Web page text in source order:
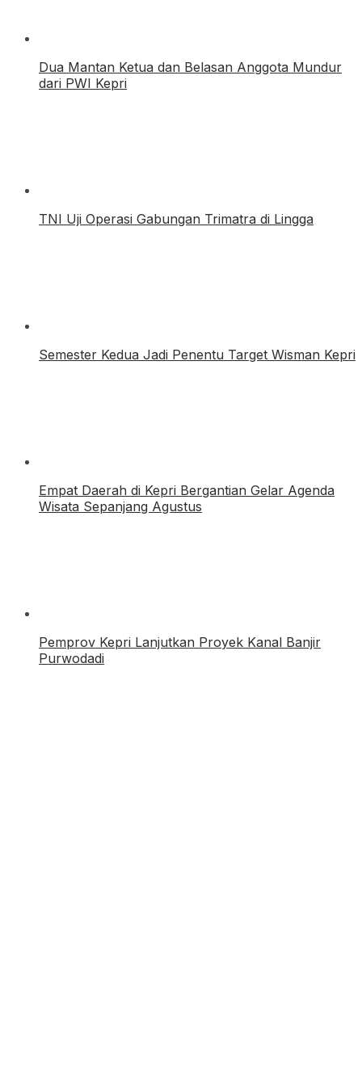
Dua Mantan Ketua dan Belasan Anggota Mundur
dari PWI Kepri
TNI Uji Operasi Gabungan Trimatra di Lingga
Semester Kedua Jadi Penentu Target Wisman Kepri
Empat Daerah di Kepri Bergantian Gelar Agenda
Wisata Sepanjang Agustus
Pemprov Kepri Lanjutkan Proyek Kanal Banjir
Purwodadi